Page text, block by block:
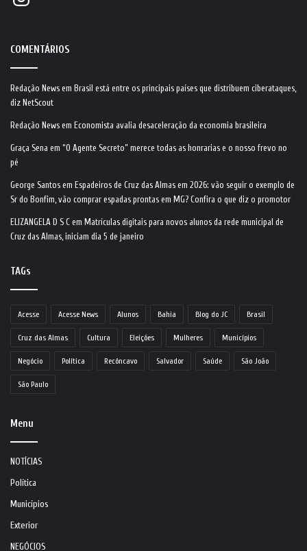
COMENTÁRIOS
Redação News em Brasil está entre os principais países que distribuem ciberataques,
diz NetScout
Redação News em Economista avalia desaceleração da economia brasileira
Graça Sena em “O Agente Secreto” merece todas as honrarias e o nosso frevo no
pé
George Santos em Espadeiros de Cruz das Almas em 2026: vão seguir o exemplo de
Sr do Bonfim, vão comprar espadas prontas em MG? Confira o que diz o promotor
ELIZANGELA D S C em Matrículas digitais para novos alunos da rede municipal de
Cruz das Almas, iniciam dia 5 de janeiro
TAGs
Acesse Acesse News Alunos Bahia Blog do JC Brasil
Cruz das Almas Cultura Eleições Mulheres Municípios
Negócio Política Recôncavo Salvador Saúde São João
São Paulo
Menu
NOTÍCIAS
Política
Municípios
Exterior
NEGÓCIOS